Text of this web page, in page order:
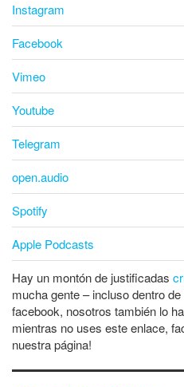
Instagram
Facebook
Vimeo
Youtube
Telegram
open.audio
Spotify
Apple Podcasts
Hay un montón de justificadas
mucha gente – incluso dentro
facebook, nosotros también lo
mientras no uses este enlace,
nuestra página!